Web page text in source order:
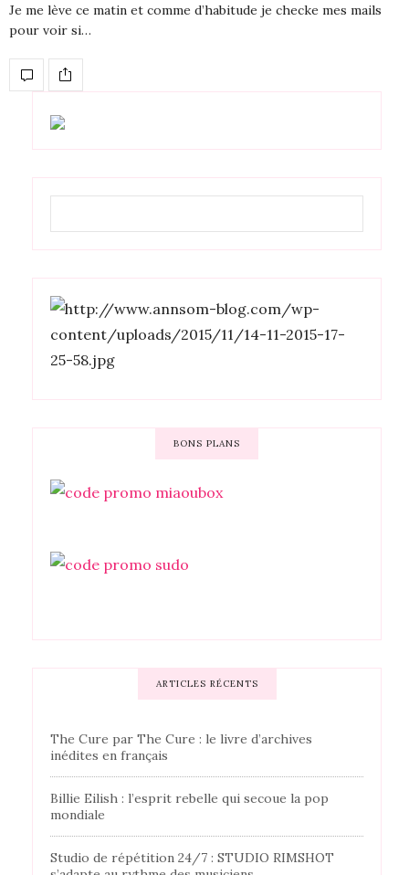
Je me lève ce matin et comme d’habitude je checke mes mails
pour voir si…
BONS PLANS
ARTICLES RÉCENTS
The Cure par The Cure : le livre d’archives
inédites en français
Billie Eilish : l’esprit rebelle qui secoue la pop
mondiale
Studio de répétition 24/7 : STUDIO RIMSHOT